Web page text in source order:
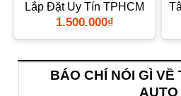
Lắp Đặt Uy Tín TPHCM
1.500.000₫
BÁO CHÍ NÓI GÌ VỀ
AUTO